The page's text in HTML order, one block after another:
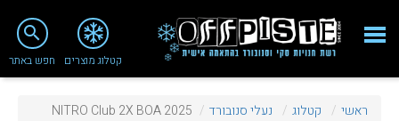
close
קטלוג מוצרים
search
חפש באתר
ראשי קטלוג נעלי סנובורד NITRO Club 2X BOA 2025